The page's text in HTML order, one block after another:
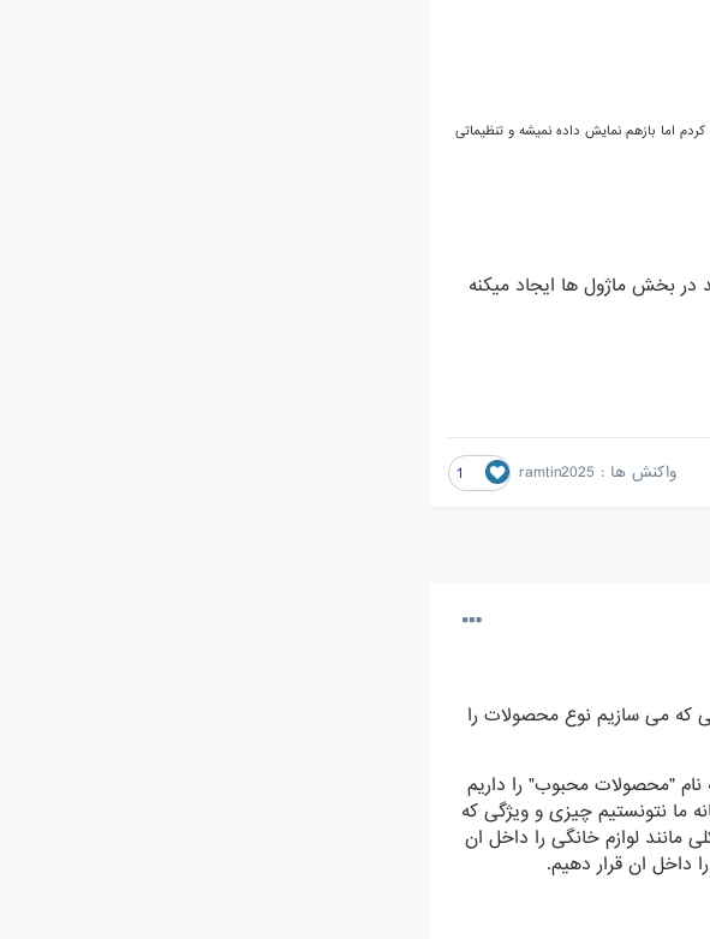
اما بازهم نمایش داده نمیشه و تنظیماتی
در بخش ماژول ها ایجاد میکنه
واکنش ها : ramtin2025
1
که می سازیم نوع محصولات را
"محصولات محبوب" را داریم
که متاسفانه ما نتونستیم چیزی و ویژگی که
مانند لوازم خانگی را داخل ان
داخل ان قرار دهیم.